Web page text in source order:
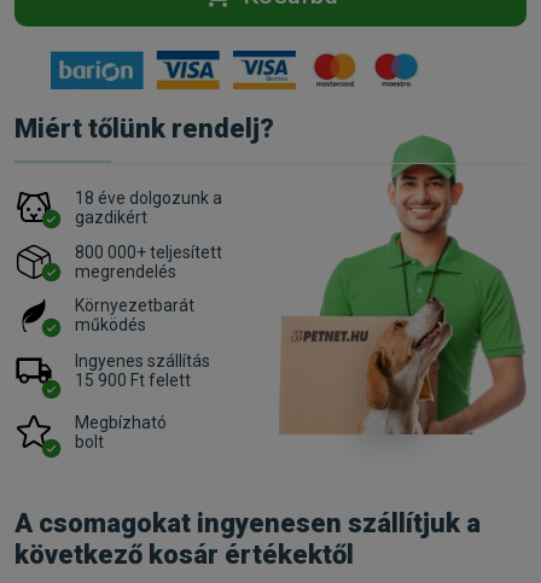
Miért tőlünk rendelj?
18 éve dolgozunk a
gazdikért
800 000+ teljesített
megrendelés
Környezetbarát
működés
Ingyenes szállítás
15 900 Ft felett
Megbízható
bolt
A csomagokat ingyenesen szállítjuk a
következő kosár értékektől